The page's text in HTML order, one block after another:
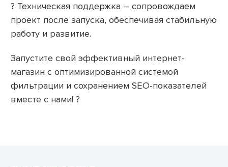
? Техническая поддержка – сопровождаем
проект после запуска, обеспечивая стабильную
работу и развитие.
Запустите свой эффективный интернет-
магазин с оптимизированной системой
фильтрации и сохранением SEO-показателей
вместе с нами! ?